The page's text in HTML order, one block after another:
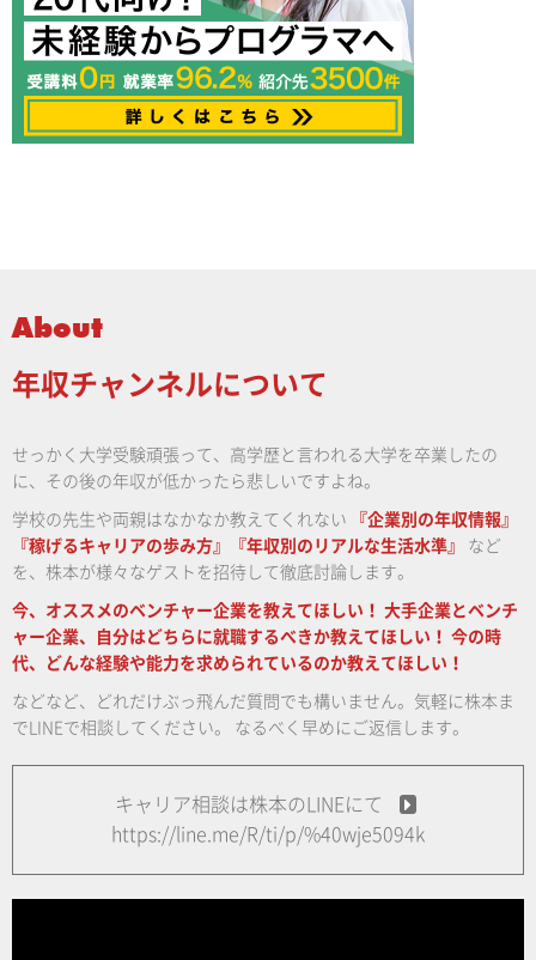
About
年収チャンネルについて
せっかく大学受験頑張って、高学歴と言われる大学を卒業したの
に、その後の年収が低かったら悲しいですよね。
学校の先生や両親はなかなか教えてくれない
『企業別の年収情報』
『稼げるキャリアの歩み方』『年収別のリアルな生活水準』
など
を、株本が様々なゲストを招待して徹底討論します。
今、オススメのベンチャー企業を教えてほしい！ 大手企業とベンチ
ャー企業、自分はどちらに就職するべきか教えてほしい！ 今の時
代、どんな経験や能力を求められているのか教えてほしい！
などなど、どれだけぶっ飛んだ質問でも構いません。気軽に株本ま
でLINEで相談してください。
なるべく早めにご返信します。
キャリア相談は株本のLINEにて
https://line.me/R/ti/p/%40wje5094k